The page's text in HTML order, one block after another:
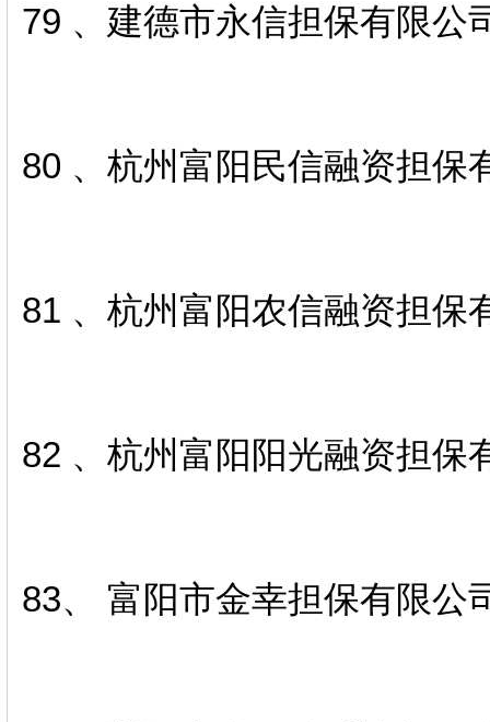
79 、建德市永信担保有限公
80 、杭州富阳民信融资担保
81 、杭州富阳农信融资担保
82 、杭州富阳阳光融资担保
83、 富阳市金幸担保有限公